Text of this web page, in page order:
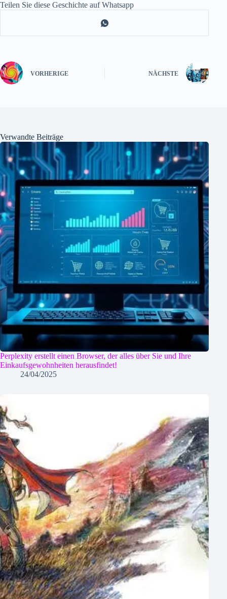
Teilen Sie diese Geschichte auf Whatsapp
VORHERIGE NÄCHSTE
Verwandte Beiträge
Perplexity erstellt einen Browser, der alles über Sie und Ihre
Einkaufsgewohnheiten herausfindet!
24/04/2025